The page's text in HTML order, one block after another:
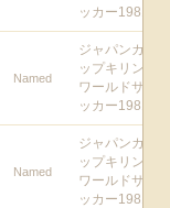
ッカー1981
Named
ジャパンカ
ップキリン
ワールドサ
ッカー1981
Named
ジャパンカ
ップキリン
ワールドサ
ッカー1981